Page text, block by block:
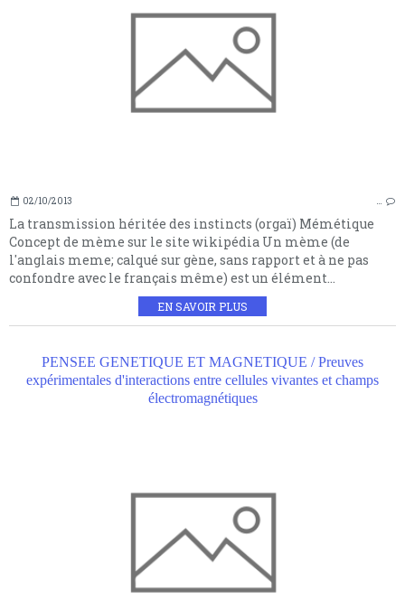
02/10/2013 …
La transmission héritée des instincts (orgaï) Mémétique
Concept de mème sur le site wikipédia Un mème (de
l'anglais meme; calqué sur gène, sans rapport et à ne pas
confondre avec le français même) est un élément...
EN SAVOIR PLUS
PENSEE GENETIQUE ET MAGNETIQUE / Preuves
expérimentales d'interactions entre cellules vivantes et champs
électromagnétiques